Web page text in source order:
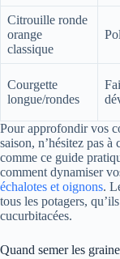
Citrouille ronde
orange
classique
Courgette
longue/rondes
Pour approfondir vos
saison, n’hésitez pas à
comme ce guide
comment dynamiser
échalotes et oignons.
tous les potagers,
cucurbitacées.
Quand semer les